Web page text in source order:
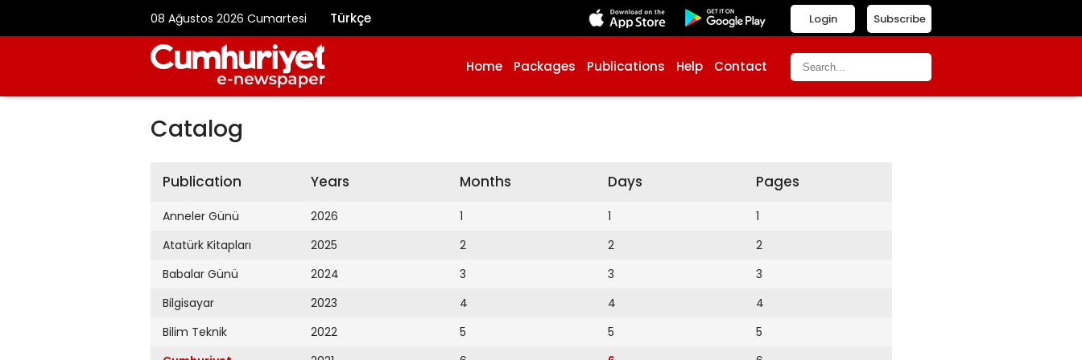
08 Ağustos 2026 Cumartesi Türkçe Subscribe
Login
Home Packages Publications Help Contact
Catalog
Publication
Anneler Günü
Atatürk Kitapları
Babalar Günü
Bilgisayar
Bilim Teknik
Years
2026
2025
2024
2023
2022
Months
1
2
3
4
5
Days
1
2
3
4
5
Pages
1
2
3
4
5